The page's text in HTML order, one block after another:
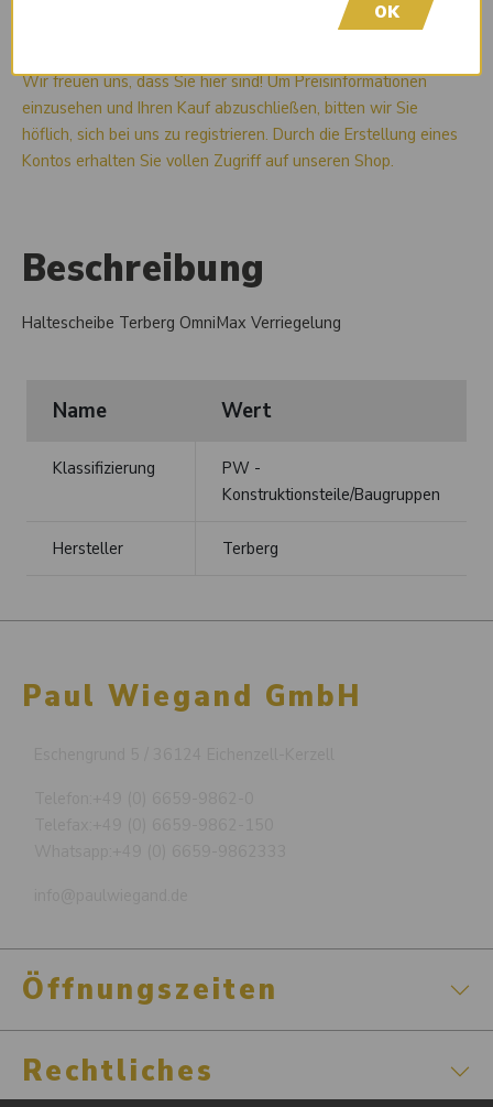
Wir freuen uns, dass Sie hier sind! Um Preisinformationen
einzusehen und Ihren Kauf abzuschließen, bitten wir Sie
höflich, sich bei uns zu registrieren. Durch die Erstellung eines
Kontos erhalten Sie vollen Zugriff auf unseren Shop.
Beschreibung
Haltescheibe Terberg OmniMax Verriegelung
Name Wert
Klassifizierung
PW -
Konstruktionsteile/Baugruppen
Hersteller Terberg
Paul Wiegand GmbH
Öffnungszeiten
Rechtliches
OK